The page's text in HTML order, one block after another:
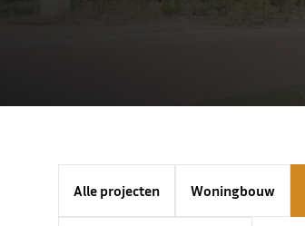
Alle projecten Woningbouw